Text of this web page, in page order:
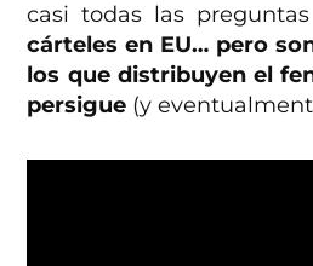
casi todas las
cárteles en EU… pero
los que distribuyen el
persigue (y